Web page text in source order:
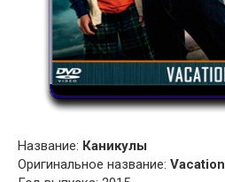
Название: Каникулы
Оригинальное название: Vacation